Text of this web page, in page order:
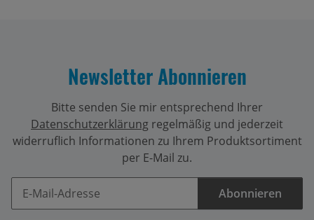
Newsletter Abonnieren
Bitte senden Sie mir entsprechend Ihrer
Datenschutzerklärung regelmäßig und jederzeit
widerruflich Informationen zu Ihrem Produktsortiment
per E-Mail zu.
Abonnieren